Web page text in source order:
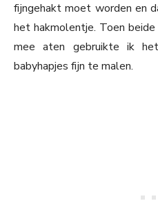
fijngehakt moet worden en
het hakmolentje. Toen
mee aten gebruikte ik
babyhapjes fijn te malen.